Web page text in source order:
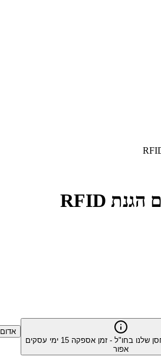
שלנו בחו"ל - זמן אספקה 15 ימי עסקים
אפור
אדום